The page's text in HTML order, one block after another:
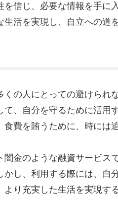
信じ、必要な情報を手に
活を実現し、自立への道
くの人にとっての避けら
て、自分を守るために活
費を賄うために、時には
闇金のような融資サービ
かし、利用する際には、
り充実した生活を実現す